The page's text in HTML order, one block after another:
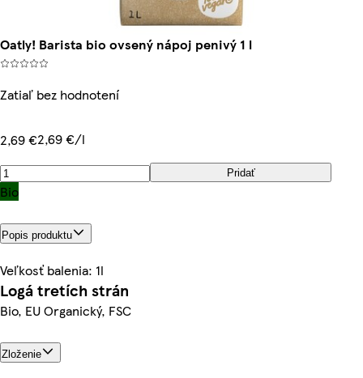
Oatly! Barista bio ovsený nápoj penivý 1 l
Zatiaľ bez hodnotení
2,69 €2,69 €/l
Pridať
Bio
Popis produktu
Veľkosť balenia: 1l
Logá tretích strán
Bio, EU Organický, FSC
Zloženie